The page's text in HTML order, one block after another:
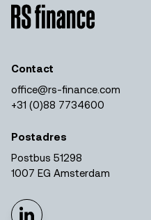
Contact
office@rs-finance.com
+31 (0)88 7734600
Postadres
Postbus 51298
1007 EG Amsterdam